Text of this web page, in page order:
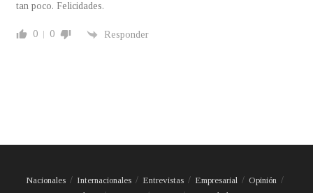
tan poco. Felicidades.
0 0 Responder
Nacionales Internacionales Entrevistas Empresarial
Opinión